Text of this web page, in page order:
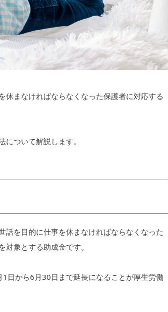
休まなければならなくなった保護者に対応する
ついて解説します。
話を目的に仕事を休まなければならなくなった
象とする助成金です。
日から6月30日まで延長になることが厚生労働